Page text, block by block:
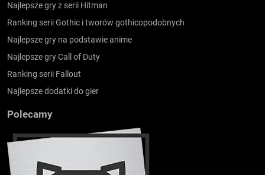
Najlepsze gry z serii Hitman
Ranking serii Gothic i tworów gothicopodobnych
Najlepsze gry na podstawie anime
Najlepsze gry Call of Duty
Ranking serii Fallout
Najlepsze dodatki do gier
Polecamy